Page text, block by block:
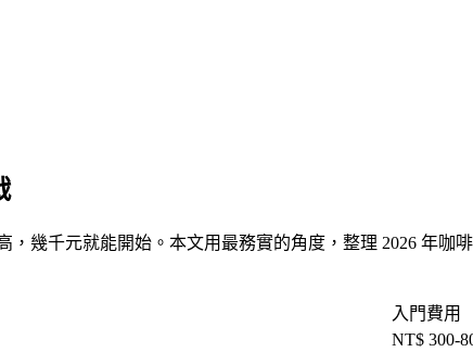
幾千元就能開始。本文用最務實的角度，整理 2026 年咖
入門費用
NT$ 300-